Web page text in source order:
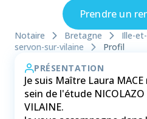
Prendre un
Notaire Bretagne
Ille-
servon-sur-vilaine
Profil
PRÉSENTATION
Je suis Maître Laura
sein de l'étude NICOLAZO
VILAINE.